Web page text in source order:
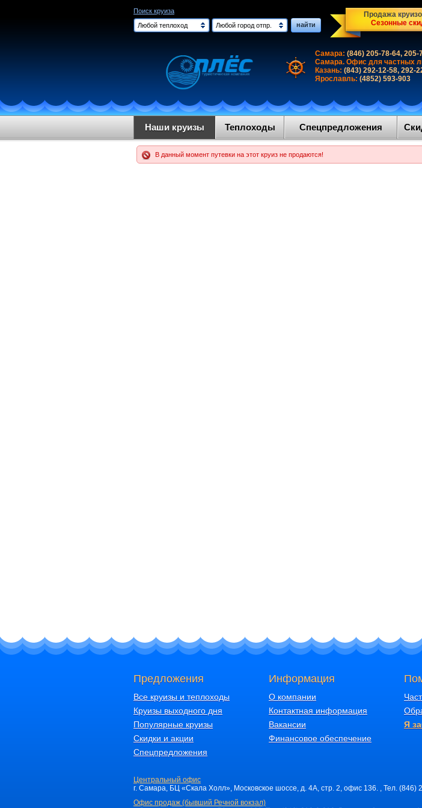
Поиск круиза
Любой теплоход
Любой город отпр. найти
Продажа
Сезонные
Самара: (846) 205-78-64, 205-
Самара. Офис для частных
Казань: (843) 292-12-58, 292-
Ярославль: (4852) 593-903
Наши круизы Теплоходы Спецпредложения
В данный момент путевки на этот круиз не продаются!
Предложения
Все круизы и теплоходы
Круизы выходного дня
Популярные круизы
Скидки и акции
Спецпредложения
Информация
О компании
Контактная информация
Вакансии
Финансовое обеспечение
Я
Центральный офис
г. Самара, БЦ «Скала Холл», Московское шоссе, д. 4А, стр. 2, офис 136. , Тел.
Офис продаж (бывший Речной вокзал)